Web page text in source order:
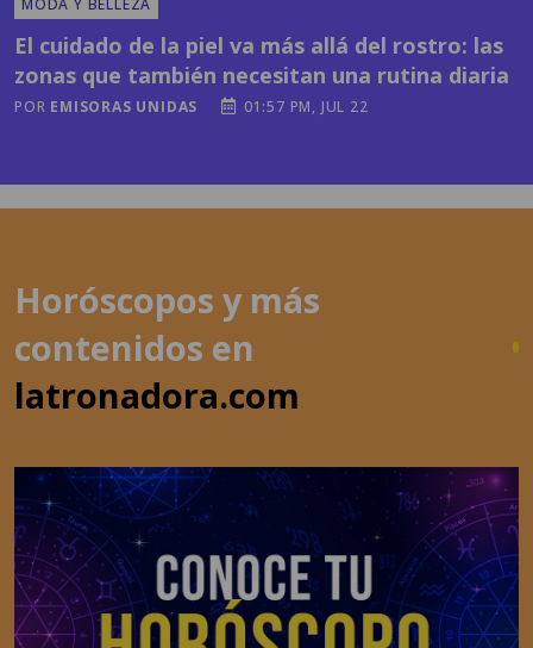
POR EMISORAS UNIDAS 01:57 PM, JUL 22
contenidos en
latronadora.com